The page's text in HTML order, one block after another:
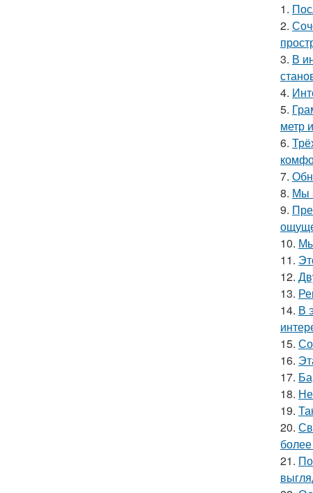
1.
2.
3. В
4.
5.
метр
6.
7.
8. Мы
9.
10.
11.
12.
13.
14. В
15.
16.
17.
18.
19.
20.
21.